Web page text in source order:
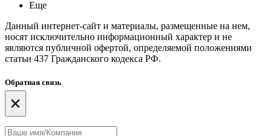
Еще
Данный интернет-сайт и материалы, размещенные на нем,
носят исключительно информационный характер и не
являются публичной офертой, определяемой положениями
статьи 437 Гражданского кодекса РФ.
Обратная связь
×